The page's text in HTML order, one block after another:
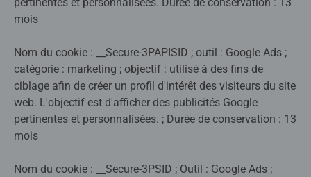
mois
Nom du cookie : __Secure-3PAPISID ; outil : Google Ads ;
catégorie : marketing ; objectif : utilisé à des fins de
ciblage afin de créer un profil d'intérêt des visiteurs du site
web. L'objectif est d'afficher des publicités Google
pertinentes et personnalisées. ; Durée de conservation : 13
mois
Nom du cookie : __Secure-3PSID ; Outil : Google Ads ;